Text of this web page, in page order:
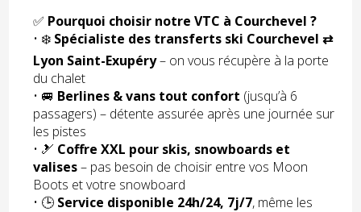
✅ Pourquoi choisir notre VTC à Courchevel ?
• ❄️ Spécialiste des transferts ski Courchevel ⇄
Lyon Saint-Exupéry– on vous récupère à la porte
du chalet
• 🚐 Berlines & vans tout confort (jusqu’à 6
passagers) – détente assurée après une journée sur
les pistes
• 🎿 Coffre XXL pour skis, snowboards et
valises– pas besoin de choisir entre vos Moon
Boots et votre snowboard
• 🕒 Service disponible 24h/24, 7j/7, même les